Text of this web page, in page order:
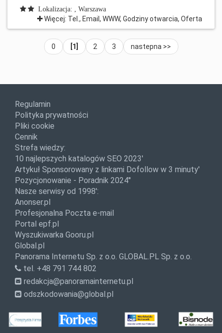
Lokalizacja: , Warszawa
Więcej: Tel., Email, WWW, Godziny otwarcia, Oferta
0 [1] 2 3 nastepna >>
Regulamin
Polityka prywatności
Pliki cookie
Cennik
Strefa wiedzy:
10 najlepszych katalogów SEO 2023'
Artykuł Sponsorowany z linkami Dofollow w 3 minuty'
Pozycjonowanie - Poradnik 2024''
Nasze serwisy od 1998':
Anonser.pl
Profesjonalna Poczta e-mail
Portal epf.pl
Wyszukiwarka Gooru.pl
Global.pl
Panorama Internetu Sp. z o.o. GLOBAL.PL Sp. z o.o.
tel. +48 791 744 802
redakcja@panoramainternetu.pl
odszkodowania@global.pl